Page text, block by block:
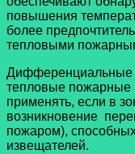
повышения
более
тепловыми
Дифференциальные
тепловые пожарные
применять, если в
возникновение
пожаром),
извещателей.